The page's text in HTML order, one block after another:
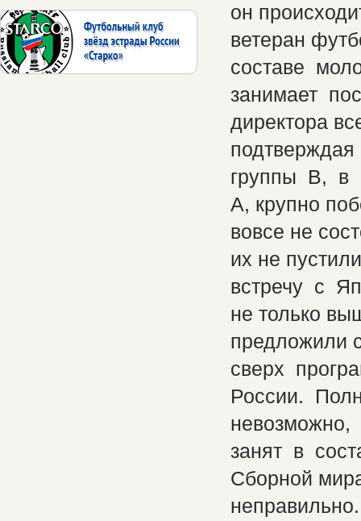
он
ветеран
составе
занимает
директора
группы В, в
А, крупно
вовсе не
их не
встречу с
не только
предложили
сверх
России.
занят в
Сборной